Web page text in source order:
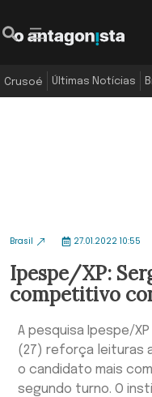
Crusoé Últimas Notícias
Brasil 27.01.2022 10:55
Ipespe/XP:
competitivo
A pesquisa Ipespe/
(27) reforça leituras
o candidato mais
segundo turno. O